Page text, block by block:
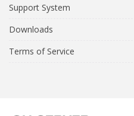
Support System
Downloads
Terms of Service